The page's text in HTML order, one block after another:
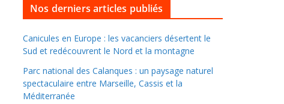
l
e
r
d
a
n
Nos derniers articles publiés
Canicules en Europe : les vacanciers désertent le
Sud et redécouvrent le Nord et la montagne
Parc national des Calanques : un paysage naturel
spectaculaire entre Marseille, Cassis et la
Méditerranée